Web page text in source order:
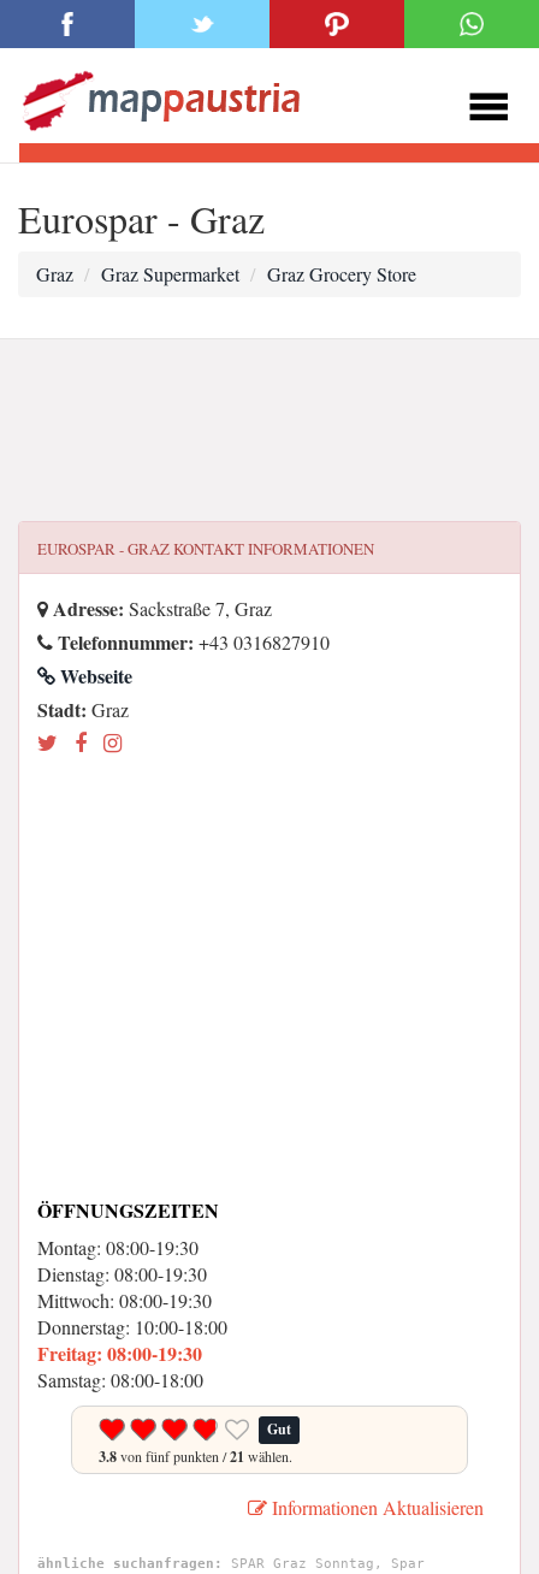
Eurospar - Graz
Graz Graz Supermarket Graz Grocery Store
EUROSPAR - GRAZKONTAKT INFORMATIONEN
Adresse: Sackstraße 7, Graz
Telefonnummer: +43 0316827910
Webseite
Stadt: Graz
ÖFFNUNGSZEITEN
Montag: 08:00-19:30
Dienstag: 08:00-19:30
Mittwoch: 08:00-19:30
Donnerstag: 10:00-18:00
Freitag: 08:00-19:30
Samstag: 08:00-18:00
Gut
3.8von fünf punkten /21 wählen.
Informationen Aktualisieren
ähnliche suchanfragen:
SPAR Graz Sonntag, Spar